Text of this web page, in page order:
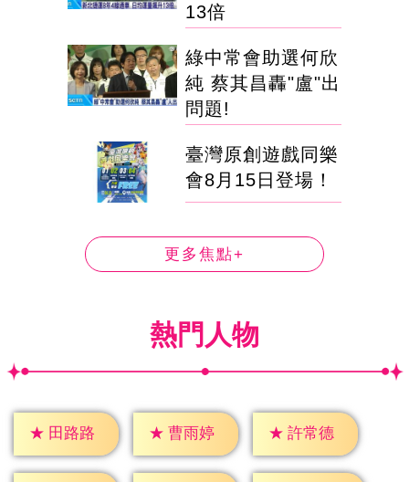
13倍
綠中常會助選何欣
純 蔡其昌轟"盧"出
問題!
臺灣原創遊戲同樂
會8月15日登場！
更多焦點+
熱門人物
★ 田路路 ★ 曹雨婷 ★ 許常德